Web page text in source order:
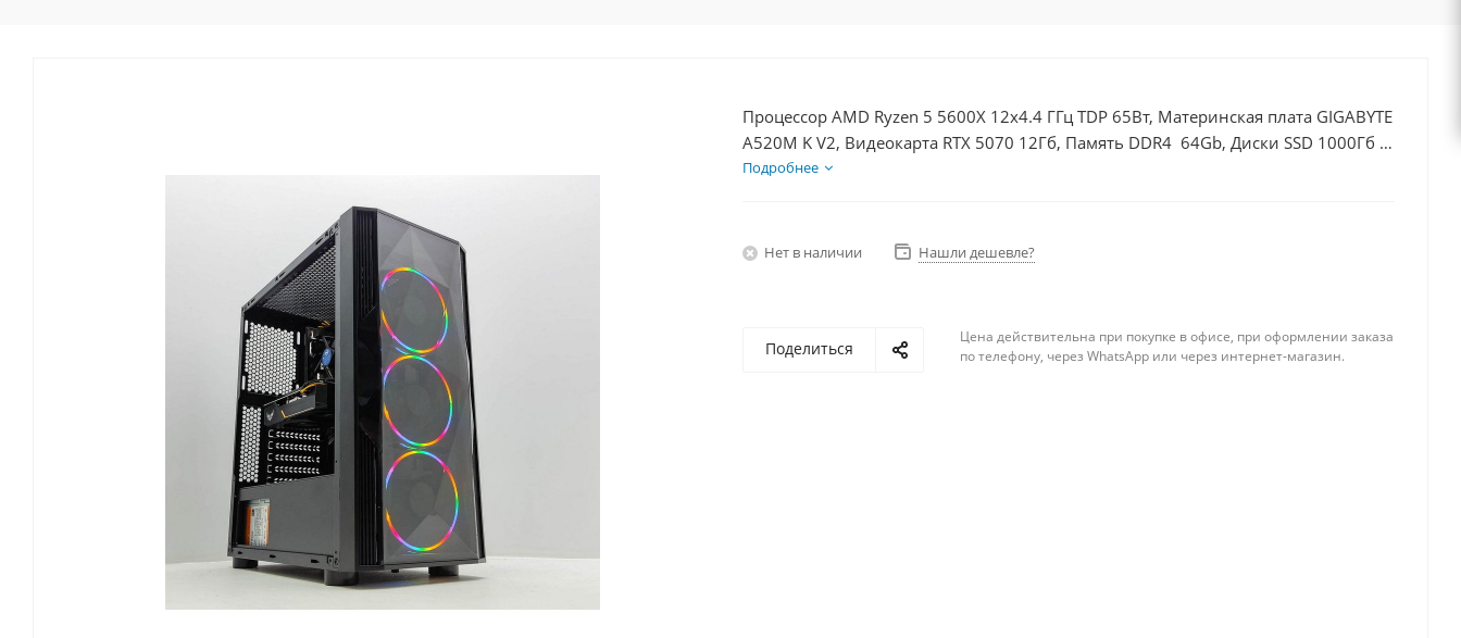
Процессор AMD Ryzen 5 5600X 12x4.4 ГГц TDP 65Вт, Материнская плата GIGABYTE
A520M K V2, Видеокарта RTX 5070 12Гб, Память DDR4 64Gb, Диски SSD 1000Гб +
HDD 1Тб, БП 750Вт
Подробнее
Нет в наличии Нашли дешевле?
Поделиться
Цена действительна при покупке в офисе, при оформлении заказа
по телефону, через WhatsApp или через интернет-магазин.